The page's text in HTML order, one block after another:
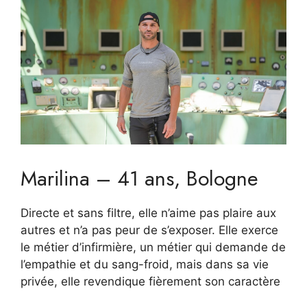
Marilina – 41 ans, Bologne
Directe et sans filtre, elle n’aime pas plaire aux
autres et n’a pas peur de s’exposer. Elle exerce
le métier d’infirmière, un métier qui demande de
l’empathie et du sang-froid, mais dans sa vie
privée, elle revendique fièrement son caractère